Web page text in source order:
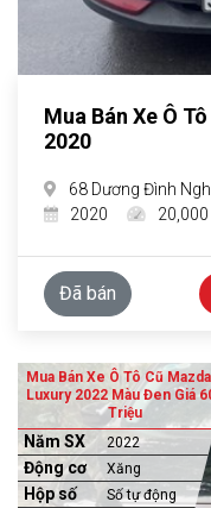
Mua Bán Xe Ô
2020
68 Dương Đình
2020
Đã bán
Mua Bán Xe Ô Tô Cũ
Luxury 2022 Màu Đen Giá
Triệu
Năm SX 2022
Động cơ Xăng
Hộp số Số tự động